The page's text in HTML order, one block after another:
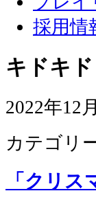
採用情
キドキ
2022年12
カテゴリ
「クリ